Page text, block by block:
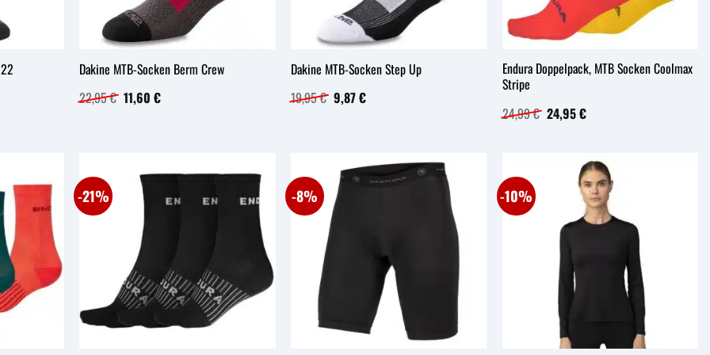
Dakine MTB-Socken Berm Crew
22,95€ Ursprünglicher
Preis
11,60€Aktueller
Dakine MTB-Socken Step Up
19,95€ Ursprünglicher
Preis
9,87€Aktueller
Preis
Endura Doppelpack, MTB Socken Coolmax
Stripe
24,99€ Ursprünglicher
Preis
24,95€Aktueller
Preis
-21% -8% -10%